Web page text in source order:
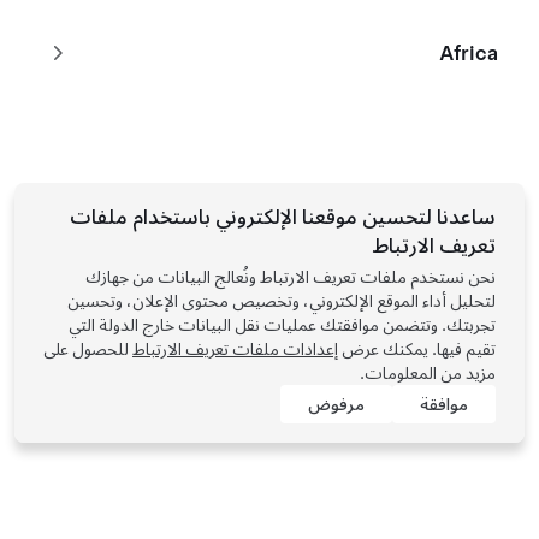
Africa
نموذج الويب الخاص بنا.
Tesla © 2026
ساعدنا لتحسين موقعنا الإلكتروني باستخدام ملفات
تعريف الارتباط
نحن نستخدم ملفات تعريف الارتباط ونُعالج البيانات من جهازك
لتحليل أداء الموقع الإلكتروني، وتخصيص محتوى الإعلان، وتحسين
تجربتك. وتتضمن موافقتك عمليات نقل البيانات خارج الدولة التي
تقيم فيها. يمكنك عرض إعدادات ملفات تعريف الارتباط للحصول على
مزيد من المعلومات.
موافقة
مرفوض